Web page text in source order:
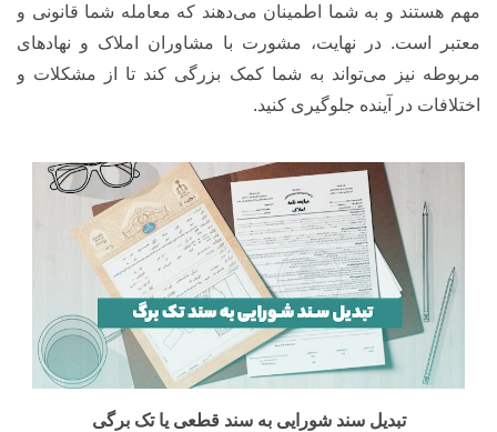
مهم هستند و به شما اطمینان می‌دهند که معامله شما قانونی و
معتبر است. در نهایت، مشورت با مشاوران املاک و نهادهای
مربوطه نیز می‌تواند به شما کمک بزرگی کند تا از مشکلات و
اختلافات در آینده جلوگیری کنید.
تبدیل سند شورایی به سند قطعی یا تک برگی